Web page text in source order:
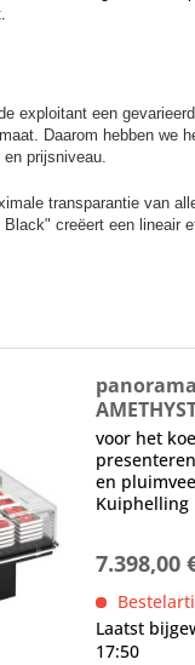
exploitant een
Daarom hebben we
prijsniveau.
transparantie van
creëert een lineair
voor het
en
Kuiphelling
bediening
7.398,00
Laatst
17:50